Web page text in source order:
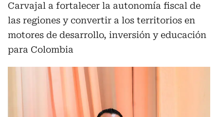
Carvajal a fortalecer la autonomía fiscal de
las regiones y convertir a los territorios en
motores de desarrollo, inversión y educación
para Colombia